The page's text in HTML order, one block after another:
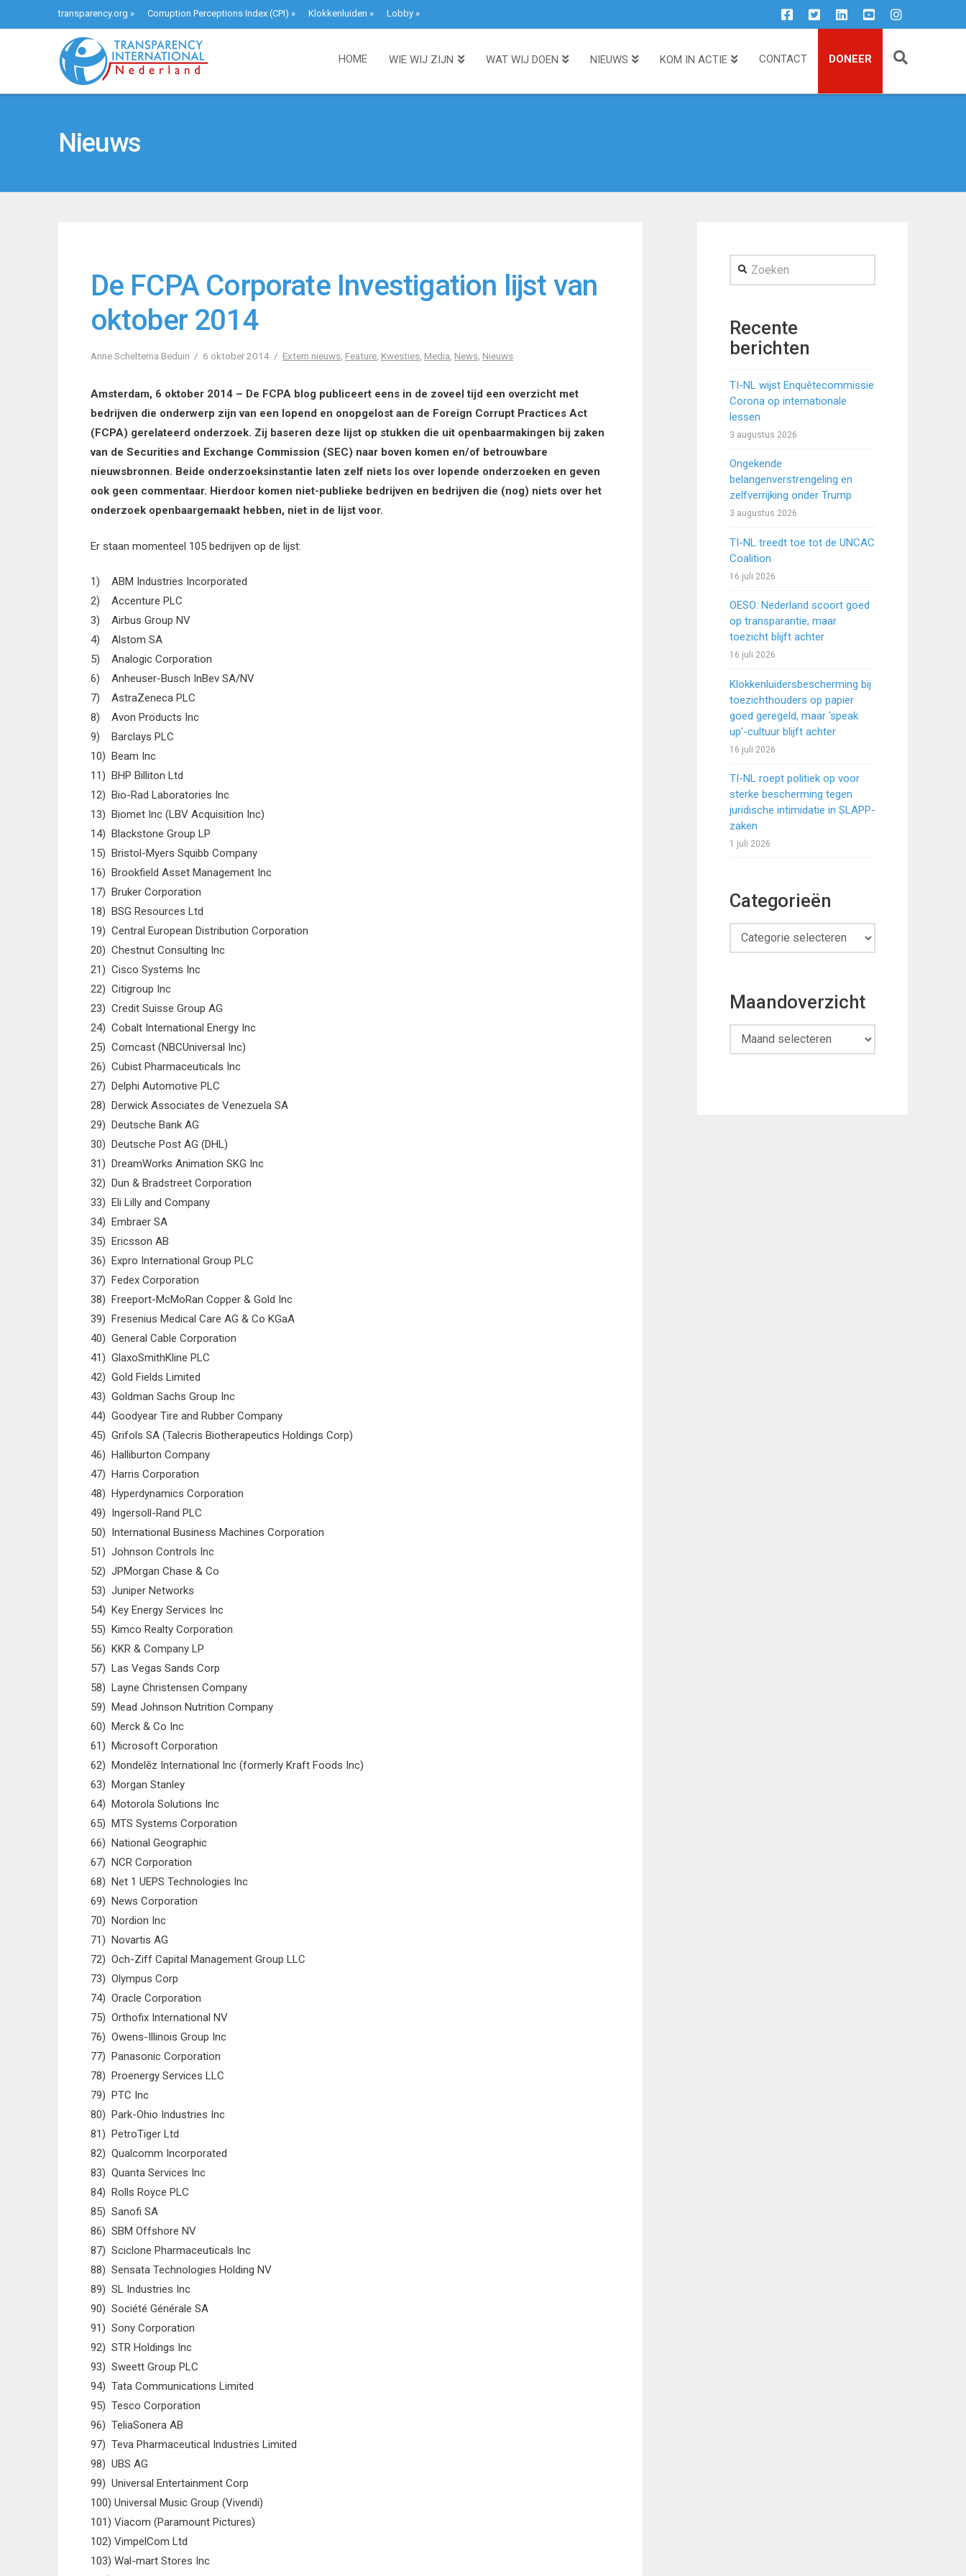
transparency.org » Corruption Perceptions Index (CPI) » Klokkenluiden » Lobby»
HOME WIE WIJ ZIJN WAT WIJ DOEN NIEUWS KOM IN ACTIE CONTACT DONEER
Nieuws
De FCPA Corporate Investigation lijst van
oktober 2014
Anne Scheltema Beduin 6 oktober 2014 Extern nieuws, Feature, Kwesties, Media News, Nieuws
Amsterdam, 6 oktober 2014 – De FCPA blog publiceert eens in de zoveel tijd een overzicht met
bedrijven die onderwerp zijn van een lopend en onopgelost aan de Foreign Corrupt Practices Act
(FCPA) gerelateerd onderzoek. Zij baseren deze lijst op stukken die uit openbaarmakingen bij zaken
van de Securities and Exchange Commission (SEC) naar boven komen en/of betrouwbare
nieuwsbronnen. Beide onderzoeksinstantie laten zelf niets los over lopende onderzoeken en geven
ook geen commentaar. Hierdoor komen niet-publieke bedrijven en bedrijven die (nog) niets over het
onderzoek openbaargemaakt hebben, niet in de lijst voor.
Er staan momenteel 105 bedrijven op de lijst:
1) ABM Industries Incorporated
2) Accenture PLC
3) Airbus Group NV
4) Alstom SA
5) Analogic Corporation
6) Anheuser-Busch InBev SA/NV
7) AstraZeneca PLC
8) Avon Products Inc
9) Barclays PLC
10) Beam Inc
11) BHP Billiton Ltd
12) Bio-Rad Laboratories Inc
13) Biomet Inc (LBV Acquisition Inc)
14) Blackstone Group LP
15) Bristol-Myers Squibb Company
16) Brookfield Asset Management Inc
17) Bruker Corporation
18) BSG Resources Ltd
19) Central European Distribution Corporation
20) Chestnut Consulting Inc
21) Cisco Systems Inc
22) Citigroup Inc
23) Credit Suisse Group AG
24) Cobalt International Energy Inc
25) Comcast (NBCUniversal Inc)
26) Cubist Pharmaceuticals Inc
27) Delphi Automotive PLC
28) Derwick Associates de Venezuela SA
29) Deutsche Bank AG
30) Deutsche Post AG (DHL)
31) DreamWorks Animation SKG Inc
32) Dun & Bradstreet Corporation
33) Eli Lilly and Company
34) Embraer SA
35) Ericsson AB
36) Expro International Group PLC
37) Fedex Corporation
38) Freeport-McMoRan Copper & Gold Inc
39) Fresenius Medical Care AG & Co KGaA
40) General Cable Corporation
41) GlaxoSmithKline PLC
42) Gold Fields Limited
43) Goldman Sachs Group Inc
44) Goodyear Tire and Rubber Company
45) Grifols SA (Talecris Biotherapeutics Holdings Corp)
46) Halliburton Company
47) Harris Corporation
48) Hyperdynamics Corporation
49) Ingersoll-Rand PLC
50) International Business Machines Corporation
51) Johnson Controls Inc
52) JPMorgan Chase & Co
53) Juniper Networks
54) Key Energy Services Inc
55) Kimco Realty Corporation
56) KKR & Company LP
57) Las Vegas Sands Corp
58) Layne Christensen Company
59) Mead Johnson Nutrition Company
60) Merck & Co Inc
61) Microsoft Corporation
62) Mondelēz International Inc (formerly Kraft Foods Inc)
63) Morgan Stanley
64) Motorola Solutions Inc
65) MTS Systems Corporation
66) National Geographic
67) NCR Corporation
68) Net 1 UEPS Technologies Inc
69) News Corporation
70) Nordion Inc
71) Novartis AG
72) Och-Ziff Capital Management Group LLC
73) Olympus Corp
74) Oracle Corporation
75) Orthofix International NV
76) Owens-Illinois Group Inc
77) Panasonic Corporation
78) Proenergy Services LLC
79) PTC Inc
80) Park-Ohio Industries Inc
81) PetroTiger Ltd
82) Qualcomm Incorporated
83) Quanta Services Inc
84) Rolls Royce PLC
85) Sanofi SA
86) SBM Offshore NV
87) Sciclone Pharmaceuticals Inc
88) Sensata Technologies Holding NV
89) SL Industries Inc
90) Société Générale SA
91) Sony Corporation
92) STR Holdings Inc
93) Sweett Group PLC
94) Tata Communications Limited
95) Tesco Corporation
96) TeliaSonera AB
97) Teva Pharmaceutical Industries Limited
98) UBS AG
99) Universal Entertainment Corp
100) Universal Music Group (Vivendi)
101) Viacom (Paramount Pictures)
102) VimpelCom Ltd
103) Wal-mart Stores Inc
Zoeken
Recente
berichten
TI-NL wijst Enquêtecommissie
Corona op internationale
lessen
3 augustus 2026
Ongekende
belangenverstrengeling en
zelfverrijking onder Trump
3 augustus 2026
TI-NL treedt toe tot de UNCAC
Coalition
16 juli 2026
OESO: Nederland scoort goed
op transparantie, maar
toezicht blijft achter
16 juli 2026
Klokkenluidersbescherming bij
toezichthouders op papier
goed geregeld, maar ‘speak
up’-cultuur blijft achter
16 juli 2026
TI-NL roept politiek op voor
sterke bescherming tegen
juridische intimidatie in SLAPP-
zaken
1 juli 2026
Categorieën
Categorieën
Maandoverzicht
Maandoverzicht